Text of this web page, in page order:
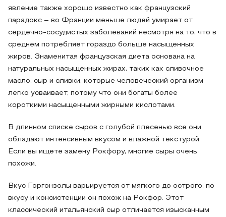
явление также хорошо известно как французский
парадокс – во Франции меньше людей умирает от
сердечно-сосудистых заболеваний несмотря на то, что в
среднем потребляет гораздо больше насыщенных
жиров. Знаменитая французская диета основана на
натуральных насыщенных жирах, таких как сливочное
масло, сыр и сливки, которые человеческий организм
легко усваивает, потому что они богаты более
короткими насыщенными жирными кислотами.
В длинном списке сыров с голубой плесенью все они
обладают интенсивным вкусом и влажной текстурой.
Если вы ищете замену Рокфору, многие сыры очень
похожи.
Вкус Горгонзолы варьируется от мягкого до острого, по
вкусу и консистенции он похож на Рокфор. Этот
классический итальянский сыр отличается изысканным